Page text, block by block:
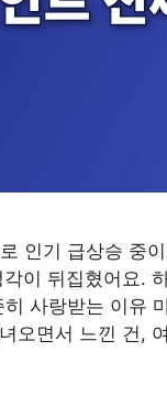
인기 급상승 중
이 뒤집혔어요.
사랑받는 이유
오면서 느낀 건,